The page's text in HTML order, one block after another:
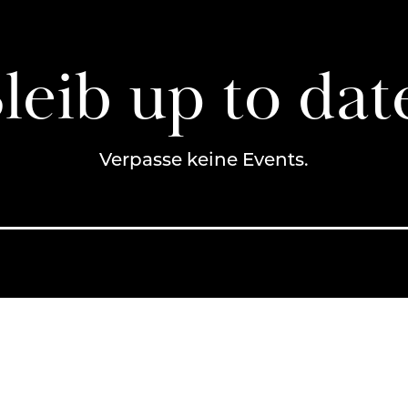
up to
Verpasse keine Events.